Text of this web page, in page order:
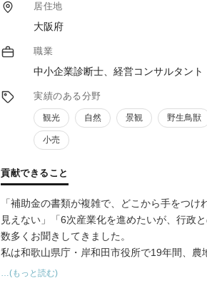
居住地
大阪府
職業
中小企業診断士、経営コンサルタント
実績のある分野
観光 自然 景観 野生鳥獣
小売
貢献できること
「補助金の書類が複雑で、どこから手をつ
見えない」「6次産業化を進めたいが、行政
数多くお聞きしてきました。
私は和歌山県庁・岸和田市役所で19年間、
視点と、中小企業診断士としての経営知見
実績として、規格外果実を活用したピュー
…(もっと読む)